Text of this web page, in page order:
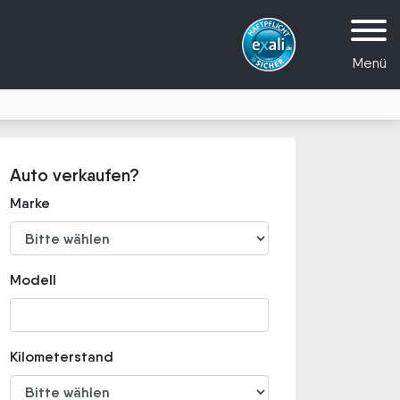
Menü
Auto verkaufen?
Marke
Modell
Kilometerstand